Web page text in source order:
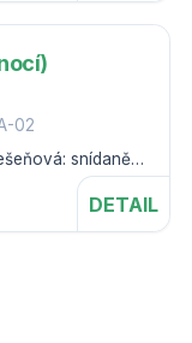
02
snídaně,
DETAIL